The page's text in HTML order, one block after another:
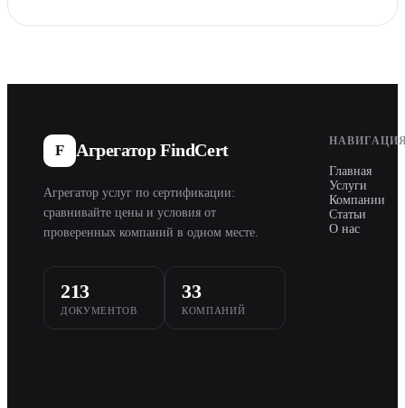
F Агрегатор FindCert
Агрегатор услуг по сертификации:
сравнивайте цены и условия от
проверенных компаний в одном месте.
213
ДОКУМЕНТОВ
33
КОМПАНИЙ
Главная
Услуги
Компании
Статьи
О нас